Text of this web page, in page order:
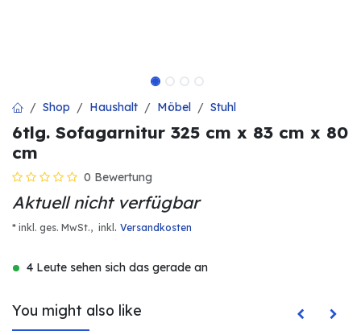
Shop Haushalt Möbel Stuhl
6tlg. Sofagarnitur 325 cm x 83 cm x 80
cm
0 Bewertung
Aktuell nicht verfügbar
* inkl. ges. MwSt., inkl . Versandkosten
4 Leute sehen sich das gerade an
You might also like